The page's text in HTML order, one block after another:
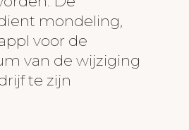
mondeling,
voor de
van de wijziging
te zijn